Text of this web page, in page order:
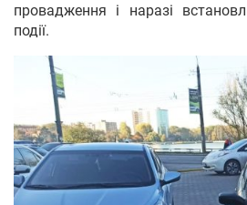
провадження і наразі
події.